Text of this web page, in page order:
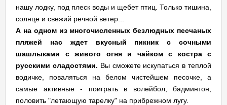
нашу лодку, под плеск воды и щебет птиц. Только тишина,
солнце и свежий речной ветер...
А на одном из многочисленных безлюдных песчаных
пляжей нас ждет вкусный пикник с сочными
шашлыками с живого огня и чайком с костра с
русскими сладостями. Вы сможете искупаться в теплой
водичке, поваляться на белом чистейшем песочке, а
самые активные - поиграть в волейбол, бадминтон,
половить "летающую тарелку" на прибрежном лугу.